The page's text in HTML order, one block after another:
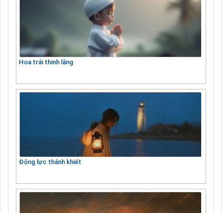
Hoa trái thinh lặng
Động lực thánh khiết